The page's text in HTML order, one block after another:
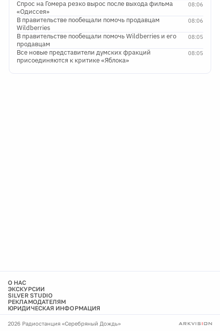
08:06
Спрос на Гомера резко вырос после выхода фильма
«Одиссея»
08:06
В правительстве пообещали помочь продавцам
Wildberries
08:05
В правительстве пообещали помочь Wildberries и его
продавцам
08:05
Все новые представители думских фракций
присоединяются к критике «Яблока»
О НАС
ЭКСКУРСИИ
SILVER STUDIO
РЕКЛАМОДАТЕЛЯМ
ЮРИДИЧЕСКАЯ ИНФОРМАЦИЯ
2026 Радиостанция «Серебряный Дождь»